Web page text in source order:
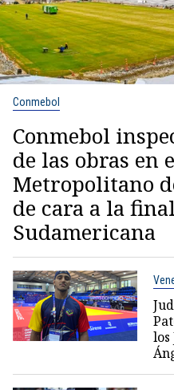
Conmebol
Conmebol
de las obras en
Metropolitano
de cara a la
Sudamericana
los